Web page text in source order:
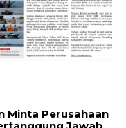
Minta Perusahaan